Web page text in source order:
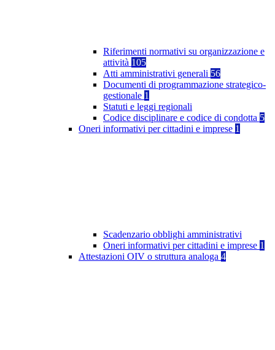
Riferimenti normativi su organizzazione e
attività 105
Atti amministrativi generali 56
Documenti di programmazione strategico-
gestionale 1
Statuti e leggi regionali
Codice disciplinare e codice di condotta 5
Oneri informativi per cittadini e imprese 1
Scadenzario obblighi amministrativi
Oneri informativi per cittadini e imprese 1
Attestazioni OIV o struttura analoga 4